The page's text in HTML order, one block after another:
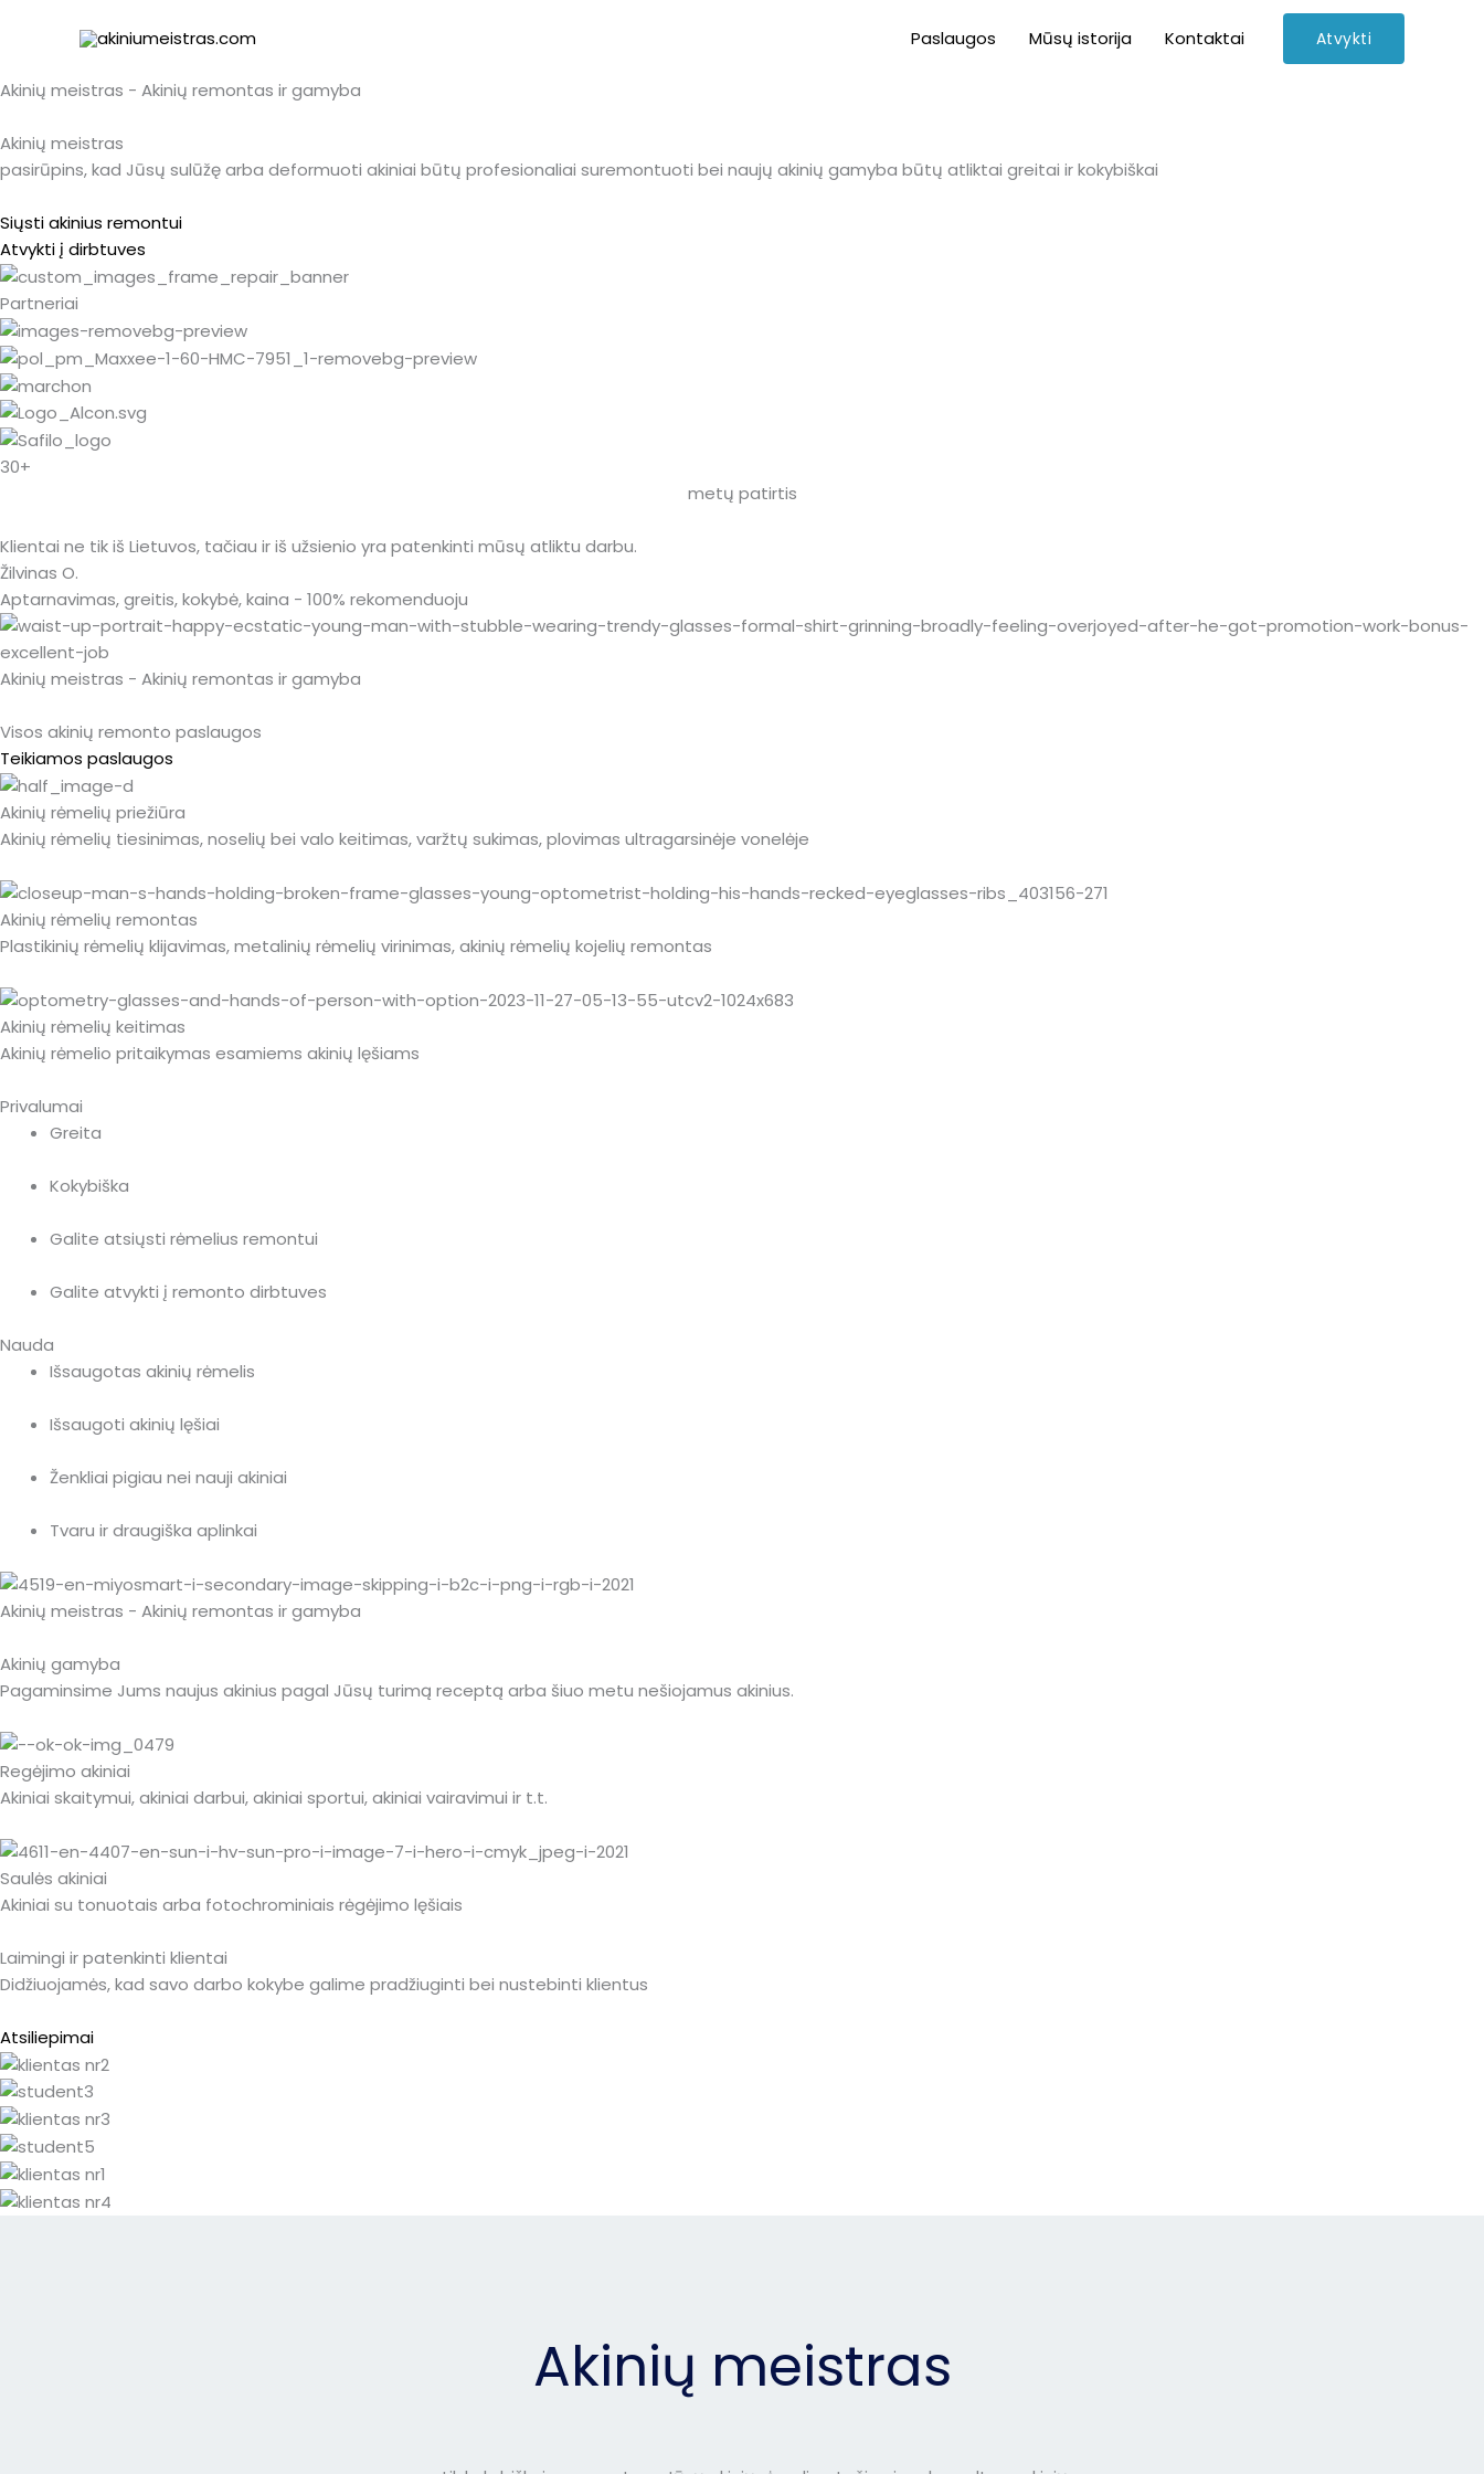
Paslaugos Mūsų istorija Kontaktai Atvykti
Akinių meistras - Akinių remontas ir gamyba
Akinių meistras
pasirūpins, kad Jūsų sulūžę arba deformuoti akiniai būtų profesionaliai suremontuoti bei naujų akinių gamyba būtų atliktai greitai ir kokybiškai
Siųsti akinius remontui
Atvykti į dirbtuves
Partneriai
30+
metų patirtis
Klientai ne tik iš Lietuvos, tačiau ir iš užsienio yra patenkinti mūsų atliktu darbu.
Žilvinas O.
Aptarnavimas, greitis, kokybė, kaina - 100% rekomenduoju
Akinių meistras - Akinių remontas ir gamyba
Visos akinių remonto paslaugos
Teikiamos paslaugos
Akinių rėmelių priežiūra
Akinių rėmelių tiesinimas, noselių bei valo keitimas, varžtų sukimas, plovimas ultragarsinėje vonelėje
Akinių rėmelių remontas
Plastikinių rėmelių klijavimas, metalinių rėmelių virinimas, akinių rėmelių kojelių remontas
Akinių rėmelių keitimas
Akinių rėmelio pritaikymas esamiems akinių lęšiams
Privalumai
Greita
Kokybiška
Galite atsiųsti rėmelius remontui
Galite atvykti į remonto dirbtuves
Nauda
Išsaugotas akinių rėmelis
Išsaugoti akinių lęšiai
Ženkliai pigiau nei nauji akiniai
Tvaru ir draugiška aplinkai
Akinių meistras - Akinių remontas ir gamyba
Akinių gamyba
Pagaminsime Jums naujus akinius pagal Jūsų turimą receptą arba šiuo metu nešiojamus akinius.
Regėjimo akiniai
Akiniai skaitymui, akiniai darbui, akiniai sportui, akiniai vairavimui ir t.t.
Saulės akiniai
Akiniai su tonuotais arba fotochrominiais rėgėjimo lęšiais
Laimingi ir patenkinti klientai
Didžiuojamės, kad savo darbo kokybe galime pradžiuginti bei nustebinti klientus
Atsiliepimai
Akinių meistras